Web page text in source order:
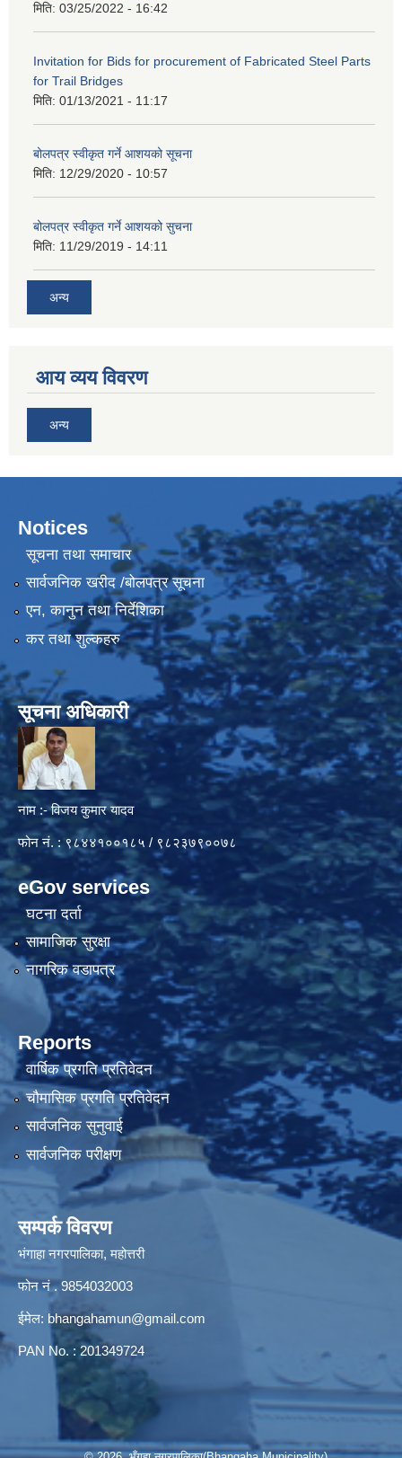
मिति: 03/25/2022 - 16:42
Invitation for Bids for procurement of Fabricated Steel Parts
for Trail Bridges
मिति: 01/13/2021 - 11:17
बोलपत्र स्वीकृत गर्ने आशयको सूचना
मिति: 12/29/2020 - 10:57
बोलपत्र स्वीकृत गर्ने आशयको सुचना
मिति: 11/29/2019 - 14:11
अन्य
आय व्यय विवरण
अन्य
Notices
सूचना तथा समाचार
सार्वजनिक खरीद /बोलपत्र सूचना
एन, कानुन तथा निर्देशिका
कर तथा शुल्कहरु
सूचना अधिकारी
नाम :- विजय कुमार यादव
फोन नं. : ९८४४१००१८५ / ९८२३७९००७८
eGov services
घटना दर्ता
सामाजिक सुरक्षा
नागरिक वडापत्र
Reports
वार्षिक प्रगति प्रतिवेदन
चौमासिक प्रगति प्रतिवेदन
सार्वजनिक सुनुवाई
सार्वजनिक परीक्षण
सम्पर्क विवरण
भंगाहा नगरपालिका, महोत्तरी
फोन नं . 9854032003
ईमेल: bhangahamun@gmail.com
PAN No. : 201349724